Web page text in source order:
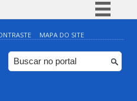
Simplifique!
Comunica BR
Participe
MAPA DO SITE